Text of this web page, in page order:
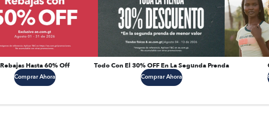
Rebajas Hasta 60% Off
Comprar Ahora
Todo Con El 30% OFF En La Segunda Prenda
Comprar Ahora